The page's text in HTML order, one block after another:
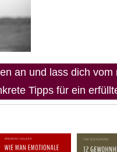
an und lass dich
Tipps für ein